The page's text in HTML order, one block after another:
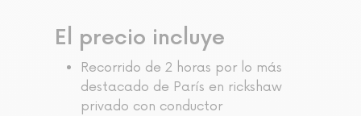
El precio incluye
Recorrido de 2 horas por lo más
destacado de París en rickshaw
privado con conductor